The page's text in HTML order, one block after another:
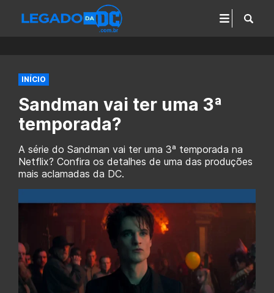
INÍCIO
Sandman vai ter uma 3ª
temporada?
A série do Sandman vai ter uma 3ª temporada na
Netflix? Confira os detalhes de uma das produções
mais aclamadas da DC.